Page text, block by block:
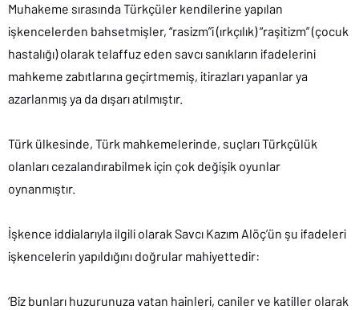
Muhakeme sırasında Türkçüler kendilerine yapılan
işkencelerden bahsetmişler, “rasizm”i (ırkçılık) “raşitizm” (çocuk
hastalığı) olarak telaffuz eden savcı sanıkların ifadelerini
mahkeme zabıtlarına geçirtmemiş, itirazları yapanlar ya
azarlanmış ya da dışarı atılmıştır.
Türk ülkesinde, Türk mahkemelerinde, suçları Türkçülük
olanları cezalandırabilmek için çok değişik oyunlar
oynanmıştır.
İşkence iddialarıyla ilgili olarak Savcı Kazım Alöç’ün şu ifadeleri
işkencelerin yapıldığını doğrular mahiyettedir:
‘Biz bunları huzurunuza vatan hainleri, caniler ve katiller olarak